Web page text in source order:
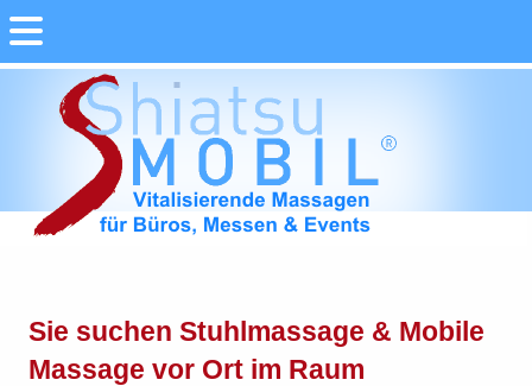
Sie suchen Stuhlmassage & Mobile
Massage vor Ort im Raum